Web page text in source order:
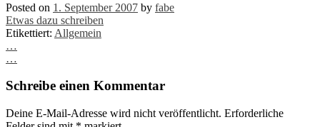
Posted on 1. September 2007 by fabe
Etwas dazu schreiben
Etikettiert: Allgemein
Post
navigation
…
…
Schreibe einen Kommentar
Deine E-Mail-Adresse wird nicht veröffentlicht. Erforderliche